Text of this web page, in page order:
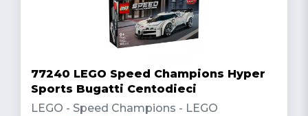
77240 LEGO Speed Champions Hyper
Sports Bugatti Centodieci
LEGO - Speed Champions - LEGO